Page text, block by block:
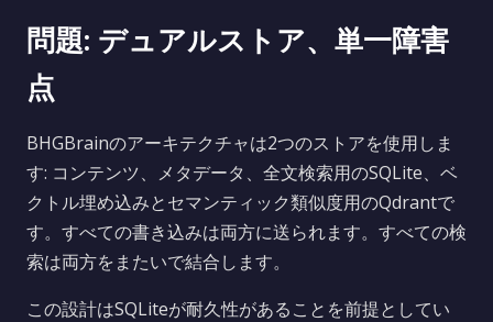
問題: デュアルストア、単一障害
点
BHGBrainのアーキテクチャは2つのストアを使用しま
す: コンテンツ、メタデータ、全文検索用のSQLite、ベ
クトル埋め込みとセマンティック類似度用のQdrantで
す。すべての書き込みは両方に送られます。すべての検
索は両方をまたいで結合します。
この設計はSQLiteが耐久性があることを前提としてい